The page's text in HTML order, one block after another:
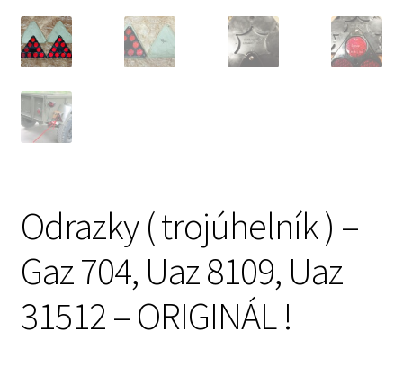
O nás
Odrazky ( trojúhelník ) –
Gaz 704, Uaz 8109, Uaz
31512 – ORIGINÁL !